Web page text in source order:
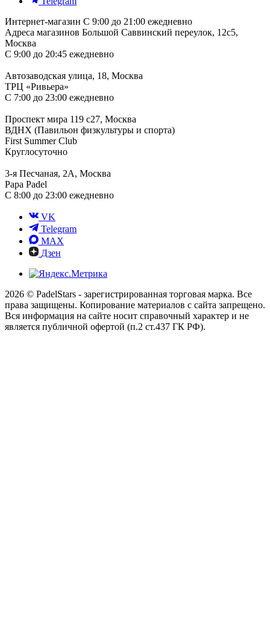
Интернет-магазин С 9:00 до 21:00 ежедневно
Адреса магазинов Большой Саввинский переулок, 12с5,
Москва
С 9:00 до 20:45 ежедневно
Автозаводская улица, 18, Москва
ТРЦ «Ривьера»
С 7:00 до 23:00 ежедневно
Проспект мира 119 с27, Москва
ВДНХ (Павильон физкультуры и спорта)
First Summer Club
Круглосуточно
3-я Песчаная, 2А, Москва
Papa Padel
С 8:00 до 23:00 ежедневно
VK
Telegram
MAX
Дзен
2026 © PadelStars - зарегистрированная торговая марка. Все
права защищены. Копирование материалов с сайта запрещено.
Вся информация на сайте носит справочный характер и не
является публичной офертой (п.2 ст.437 ГК РФ).